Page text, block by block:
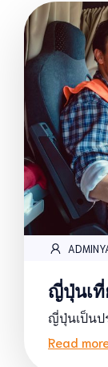
ญี่ปุ่นเ
ญี่ปุ่นเป็นป
Read